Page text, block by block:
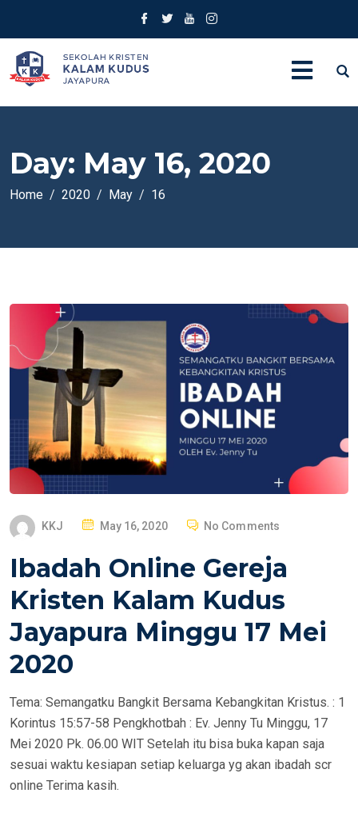
Day: May 16, 2020
Home 2020 May 16
KKJ
P
S
E
D
May 16, 2020 No Comments
Ibadah Online Gereja
Kristen Kalam Kudus
Jayapura Minggu 17 Mei
2020
Tema: Semangatku Bangkit Bersama Kebangkitan Kristus. : 1
Korintus 15:57-58 Pengkhotbah : Ev. Jenny Tu Minggu, 17
Mei 2020 Pk. 06.00 WIT Setelah itu bisa buka kapan saja
sesuai waktu kesiapan setiap keluarga yg akan ibadah scr
online Terima kasih.